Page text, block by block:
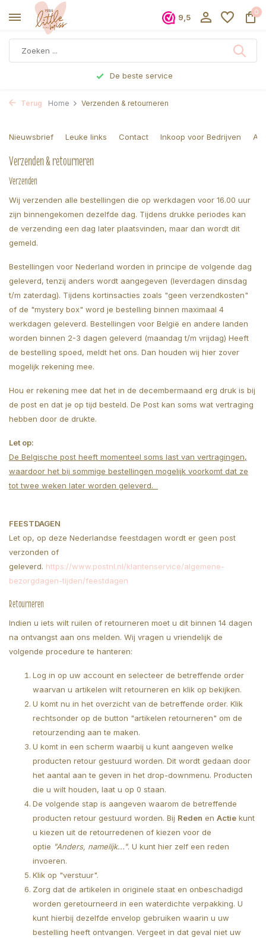
9,5
0
De beste service
Terug Home Verzenden & retourneren
Nieuwsbrief Leuke links Contact Inkoop voor Bedrijven
Verzenden & retourneren
Verzenden
Wij verzenden alle bestellingen die op werkdagen voor 16.00 uur
zijn binnengekomen dezelfde dag. Tijdens drukke periodes kan
de verzending een dag later plaatsvinden, maar dan wordt dit
gemeld.
Bestellingen voor Nederland worden in principe de volgende dag
geleverd, tenzij anders wordt aangegeven (leverdagen dinsdag
t/m zaterdag). Tijdens kortinsacties zoals "geen verzendkosten"
of de "mystery box" word je bestelling binnen maximaal 4
werkdagen geleverd. Bestellingen voor België en andere landen
worden binnen 2-3 dagen geleverd (maandag t/m vrijdag) Heeft
de bestelling spoed, meldt het ons. Dan houden wij hier zover
mogelijk rekening mee.
Hou er rekening mee dat het in de decembermaand erg druk is bij
de post en dat je op tijd besteld. De Post kan soms wat vertraging
hebben door de drukte.
Let op:
De Belgische post heeft momenteel soms last van vertragingen,
waardoor het bij sommige bestellingen mogelijk voorkomt dat ze
tot twee weken later worden geleverd.
FEESTDAGEN
Let op, op deze Nederlandse feestdagen wordt er geen post
verzonden of
geleverd. https://www.postnl.nl/klantenservice/algemene-
bezorgdagen-tijden/feestdagen
Retourneren
Indien u iets wilt ruilen of retourneren moet u dit binnen 14 dagen
na ontvangst aan ons melden. Wij vragen u vriendelijk de
volgende procedure te hanteren:
Log in op uw account en selecteer de betreffende order
waarvan u artikelen wilt retourneren en klik op bekijken.
U komt nu in het overzicht van de betreffende order. Klik
rechtsonder op de button "artikelen retourneren" om de
retourzending aan te maken.
U komt in een scherm waarbij u kunt aangeven welke
producten retour gestuurd worden. Dit wordt gedaan door
het aantal aan te geven in het drop-downmenu. Producten
die u wilt houden, laat u op 0 staan.
De volgende stap is aangeven waarom de betreffende
producten retour gestuurd worden. Bij Reden en Actie kunt
u kiezen uit de retourredenen of kiezen voor de
optie "Anders, namelijk...". U kunt hier zelf een reden
invoeren.
Klik op "verstuur".
Zorg dat de artikelen in originele staat en onbeschadigd
worden geretourneerd in een waterdichte verpakking. U
kunt hierbij dezelfde envelop gebruiken waarin u uw
bestelling heeft ontvangen. Vergeet in dat geval niet uw